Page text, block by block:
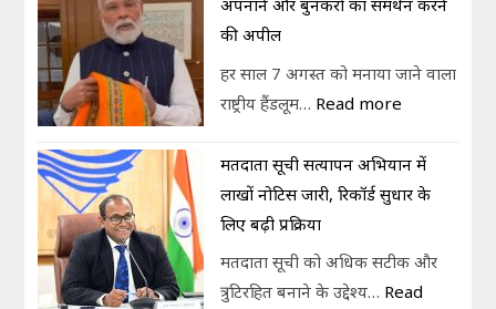
अपनाने और बुनकरों का समर्थन करने
की अपील
हर साल 7 अगस्त को मनाया जाने वाला
राष्ट्रीय हैंडलूम… Read more
मतदाता सूची सत्यापन अभियान में
लाखों नोटिस जारी, रिकॉर्ड सुधार के
लिए बढ़ी प्रक्रिया
मतदाता सूची को अधिक सटीक और
त्रुटिरहित बनाने के उद्देश्य… Read